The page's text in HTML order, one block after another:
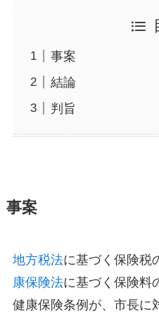
事案
結論
判旨
事案
地方税法に基づく保険税
康保険法に基づく保険料
健康保険条例が、市長に